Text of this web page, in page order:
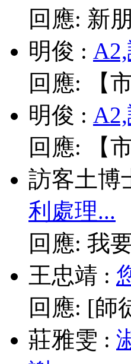
回應: 新
明俊 :
回應:
【
明俊 :
回應:
【
訪客土博
利處理...
回應: 我
王忠靖 :
回應: [師
莊雅雯 :